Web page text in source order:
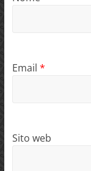
Email *
Sito web